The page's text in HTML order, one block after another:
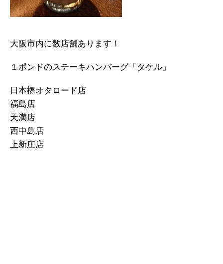
大阪市内に数店舗あります！
１ポンドのステーキハンバーグ「タケル」
日本橋オタロード店
福島店
天満店
西中島店
上新庄店